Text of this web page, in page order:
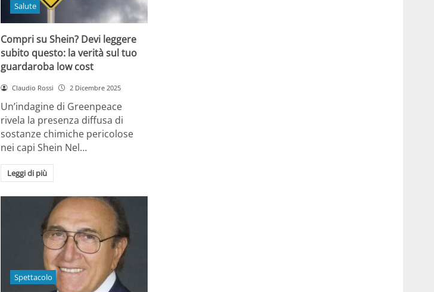
Salute
Compri su Shein? Devi leggere
subito questo: la verità sul tuo
guardaroba low cost
Claudio Rossi 2 Dicembre 2025
Un’indagine di Greenpeace
rivela la presenza diffusa di
sostanze chimiche pericolose
nei capi Shein Nel…
Leggi di più
Spettacolo